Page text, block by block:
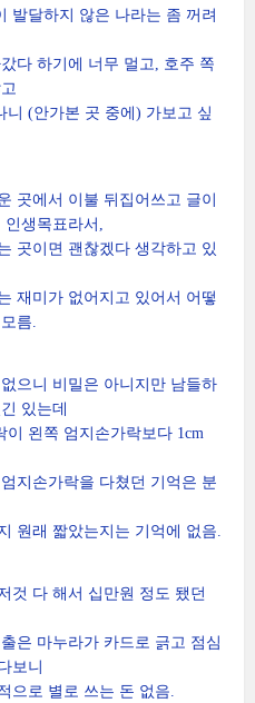
발달하지 않은 나라는 좀 꺼려
다 하기에 너무 멀고, 호주 쪽
니 (안가본 곳 중에) 가보고 싶
곳에서 이불 뒤집어쓰고 글이
인생목표라서,
곳이면 괜찮겠다 생각하고 있
재미가 없어지고 있어서 어떻
름.
으니 비밀은 아니지만 남들하
있는데
이 왼쪽 엄지손가락보다 1cm
지손가락을 다쳤던 기억은 분
원래 짧았는지는 기억에 없음.
것 다 해서 십만원 정도 됐던
은 마누라가 카드로 긁고 점심
보니
으로 별로 쓰는 돈 없음.